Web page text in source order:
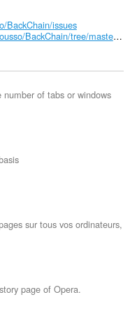
BackChain/issues
https://github.com/dcrousso/BackChain/tree/master/Chrome
of tabs or windows
sur tous vos ordinateurs,
page of Opera.